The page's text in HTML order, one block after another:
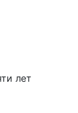
лет